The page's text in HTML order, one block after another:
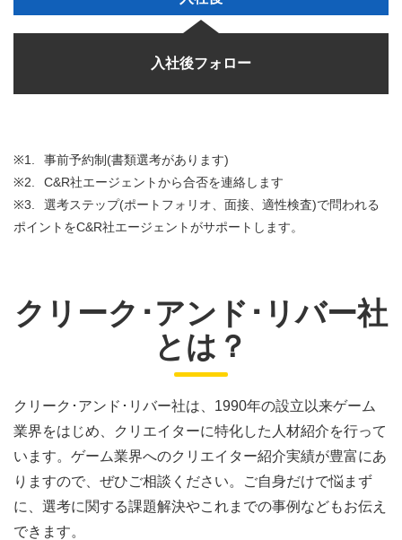
入社後フォロー
※1.
事前予約制(書類選考があります)
※2.
C&R社エージェントから合否を連絡します
※3.
選考ステップ(ポートフォリオ、面接、適性検査)で問われる
ポイントをC&R社エージェントがサポートします。
クリーク･アンド･リバー社
とは？
クリーク･アンド･リバー社は、1990年の設立以来ゲーム
業界をはじめ、クリエイターに特化した人材紹介を行って
います。ゲーム業界へのクリエイター紹介実績が豊富にあ
りますので、ぜひご相談ください。ご自身だけで悩まず
に、選考に関する課題解決やこれまでの事例などもお伝え
できます。